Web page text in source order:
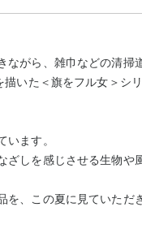
ながら、雑巾などの清掃
いた＜旗をフル女＞シ
ます。
しを感じさせる生物や
を、この夏に見ていただ